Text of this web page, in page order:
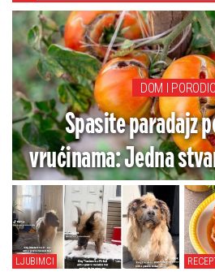
DOM I
Spasite paradajz
vrućinama: Jedna
čuda - Nema
LJUBIMCI